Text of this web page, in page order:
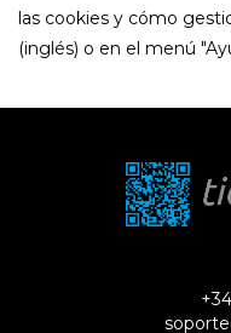
las cookies y cómo
(inglés) o en el menú